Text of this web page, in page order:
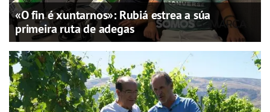
«O fin é xuntarnos»: Rubiá estrea a súa
primeira ruta de adegas